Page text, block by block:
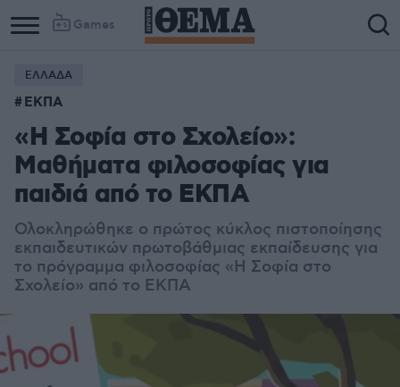
Games
ΕΛΛΑΔΑ
ΕΚΠΑ
«Η Σοφία στο Σχολείο»:
Μαθήματα φιλοσοφίας για
παιδιά από το ΕΚΠΑ
Ολοκληρώθηκε ο πρώτος κύκλος πιστοποίησης
εκπαιδευτικών πρωτοβάθμιας εκπαίδευσης για
το πρόγραμμα φιλοσοφίας «Η Σοφία στο
Σχολείο» από το ΕΚΠΑ